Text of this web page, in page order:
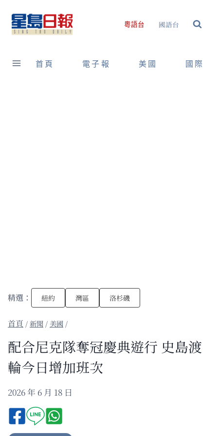
content
粵語台 國語台
首頁 電子報 美國 國際
精選： 紐約 灣區 洛杉磯
/新聞 / 美國 /
配合尼克隊奪冠慶典遊行 史島渡
輪今日增加班次
2026 年 6 月 18 日